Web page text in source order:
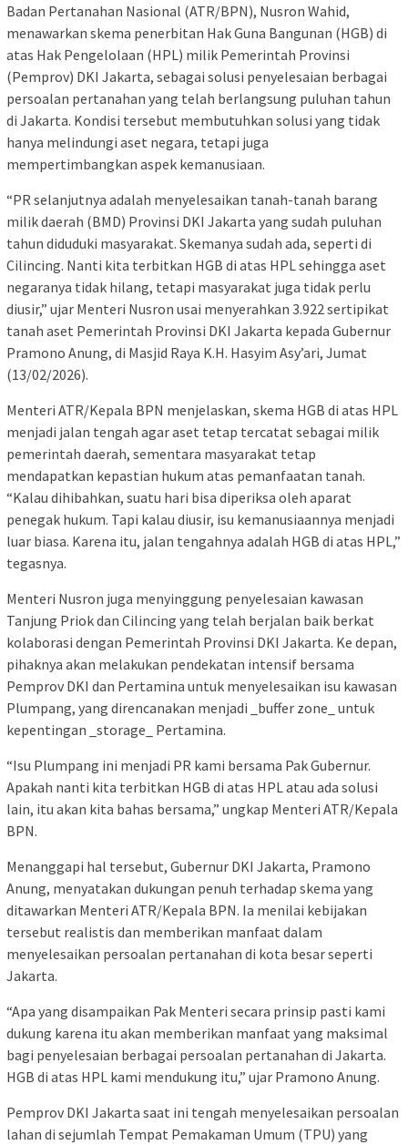
Badan Pertanahan Nasional (ATR/BPN), Nusron Wahid,
menawarkan skema penerbitan Hak Guna Bangunan (HGB) di
atas Hak Pengelolaan (HPL) milik Pemerintah Provinsi
(Pemprov) DKI Jakarta, sebagai solusi penyelesaian berbagai
persoalan pertanahan yang telah berlangsung puluhan tahun
di Jakarta. Kondisi tersebut membutuhkan solusi yang tidak
hanya melindungi aset negara, tetapi juga
mempertimbangkan aspek kemanusiaan.
“PR selanjutnya adalah menyelesaikan tanah-tanah barang
milik daerah (BMD) Provinsi DKI Jakarta yang sudah puluhan
tahun diduduki masyarakat. Skemanya sudah ada, seperti di
Cilincing. Nanti kita terbitkan HGB di atas HPL sehingga aset
negaranya tidak hilang, tetapi masyarakat juga tidak perlu
diusir,” ujar Menteri Nusron usai menyerahkan 3.922 sertipikat
tanah aset Pemerintah Provinsi DKI Jakarta kepada Gubernur
Pramono Anung, di Masjid Raya K.H. Hasyim Asy’ari, Jumat
(13/02/2026).
Menteri ATR/Kepala BPN menjelaskan, skema HGB di atas HPL
menjadi jalan tengah agar aset tetap tercatat sebagai milik
pemerintah daerah, sementara masyarakat tetap
mendapatkan kepastian hukum atas pemanfaatan tanah.
“Kalau dihibahkan, suatu hari bisa diperiksa oleh aparat
penegak hukum. Tapi kalau diusir, isu kemanusiaannya menjadi
luar biasa. Karena itu, jalan tengahnya adalah HGB di atas HPL,”
tegasnya.
Menteri Nusron juga menyinggung penyelesaian kawasan
Tanjung Priok dan Cilincing yang telah berjalan baik berkat
kolaborasi dengan Pemerintah Provinsi DKI Jakarta. Ke depan,
pihaknya akan melakukan pendekatan intensif bersama
Pemprov DKI dan Pertamina untuk menyelesaikan isu kawasan
Plumpang, yang direncanakan menjadi _buffer zone_ untuk
kepentingan _storage_ Pertamina.
“Isu Plumpang ini menjadi PR kami bersama Pak Gubernur.
Apakah nanti kita terbitkan HGB di atas HPL atau ada solusi
lain, itu akan kita bahas bersama,” ungkap Menteri ATR/Kepala
BPN.
Menanggapi hal tersebut, Gubernur DKI Jakarta, Pramono
Anung, menyatakan dukungan penuh terhadap skema yang
ditawarkan Menteri ATR/Kepala BPN. Ia menilai kebijakan
tersebut realistis dan memberikan manfaat dalam
menyelesaikan persoalan pertanahan di kota besar seperti
Jakarta.
“Apa yang disampaikan Pak Menteri secara prinsip pasti kami
dukung karena itu akan memberikan manfaat yang maksimal
bagi penyelesaian berbagai persoalan pertanahan di Jakarta.
HGB di atas HPL kami mendukung itu,” ujar Pramono Anung.
Pemprov DKI Jakarta saat ini tengah menyelesaikan persoalan
lahan di sejumlah Tempat Pemakaman Umum (TPU) yang